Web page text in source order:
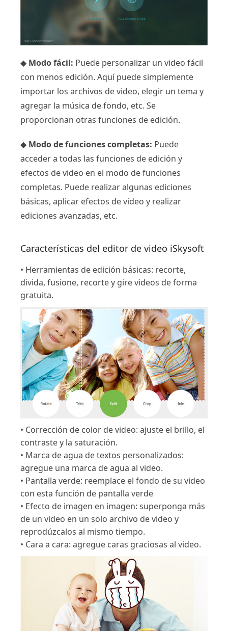
◆ Modo fácil: Puede personalizar un video fácil
con menos edición. Aquí puede simplemente
importar los archivos de video, elegir un tema y
agregar la música de fondo, etc. Se
proporcionan otras funciones de edición.
◆ Modo de funciones completas: Puede
acceder a todas las funciones de edición y
efectos de video en el modo de funciones
completas. Puede realizar algunas ediciones
básicas, aplicar efectos de video y realizar
ediciones avanzadas, etc.
Características del editor de video iSkysoft
• Herramientas de edición básicas: recorte,
divida, fusione, recorte y gire videos de forma
gratuita.
• Corrección de color de video: ajuste el brillo, el
contraste y la saturación.
• Marca de agua de textos personalizados:
agregue una marca de agua al video.
• Pantalla verde: reemplace el fondo de su video
con esta función de pantalla verde
• Efecto de imagen en imagen: superponga más
de un video en un solo archivo de video y
reprodúzcalos al mismo tiempo.
• Cara a cara: agregue caras graciosas al video.